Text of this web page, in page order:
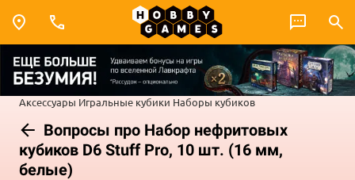
Аксессуары Игральные кубики Наборы кубиков
Вопросы про Набор нефритовых
кубиков D6 Stuff Pro, 10 шт. (16 мм,
белые)